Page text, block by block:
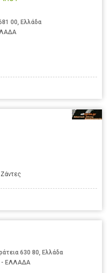
00, Ελλάδα
630 80, Ελλάδα
- ΕΛΛΑΔΑ